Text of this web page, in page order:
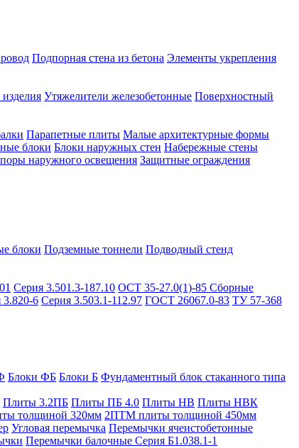
Подпорная стена из бетона Элементы укрепления
Утяжелители железобетонные Поверхностный
Парапетные плиты Малые архитектурные формы
блоки Блоки наружных стен Набережные стены
наружного освещения Защитные ограждения
блоки Подземные тоннели Подводный стенд
Серия 3.501.3-187.10 ОСТ 35-27.0(1)-85 Сборные
3.820-6 Серия 3.503.1-112.97 ГОСТ 26067.0-83 ТУ 57-368
Блоки ФБ Блоки Б Фундаментный блок стаканного типа
Плиты 3.2ПБ Плиты ПБ 4.0 Плиты НВ Плиты НВК
толщиной 320мм 2ПТМ плиты толщиной 450мм
Угловая перемычка Перемычки ячеистобетонные
Перемычки балочные Серия Б1.038.1-1